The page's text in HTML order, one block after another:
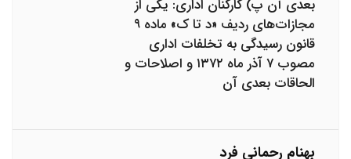
بعدی آن پ) کارکنان اداری: یکی از
مجازات‌های ردیف «د تا ک» ماده ۹
قانون رسیدگی به تخلفات اداری
مصوب ۷ آذر ماه ۱۳۷۲ و اصلاحات و
الحاقات بعدی آن
بهنام رحمانی فرد